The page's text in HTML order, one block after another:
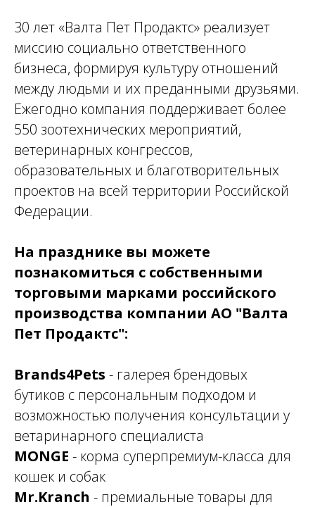
30 лет «Валта Пет Продактс» реализует
миссию социально ответственного
бизнеса, формируя культуру отношений
между людьми и их преданными друзьями.
Ежегодно компания поддерживает более
550 зоотехнических мероприятий,
ветеринарных конгрессов,
образовательных и благотворительных
проектов на всей территории Российской
Федерации.
На празднике вы можете
познакомиться с собственными
торговыми марками российского
производства компании АО "Валта
Пет Продактс":
Brands4Pets - галерея брендовых
бутиков с персональным подходом и
возможностью получения консультации у
ветаринарного специалиста
MONGE - корма суперпремиум-класса для
кошек и собак
Mr.Kranch - премиальные товары для